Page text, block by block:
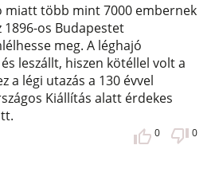
miatt több mint 7000 embernek
os Budapestet
meg. A léghajó
leszállt, hiszen kötéllel volt a
a légi utazás a 130 évvel
Kiállítás alatt érdekes
0 0